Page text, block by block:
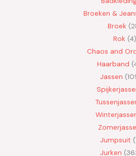
Broeken &
Broek
Rok 4
Chaos and
Haarband
Jassen
Jumpsuit
Jurken